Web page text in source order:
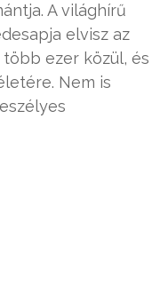
A világhírű
elvisz az
ezer közül, és
Nem is